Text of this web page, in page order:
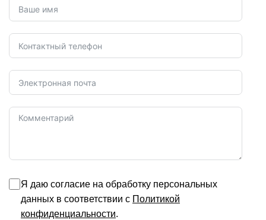
Я даю согласие на обработку персональных
данных в соответствии с Политикой
конфиденциальности.